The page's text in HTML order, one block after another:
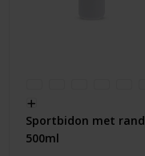
Sportbidon met rand
500ml